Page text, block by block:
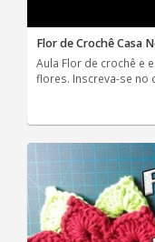
Flor de Crochê Casa
Aula Flor de crochê e
flores. Inscreva-se no